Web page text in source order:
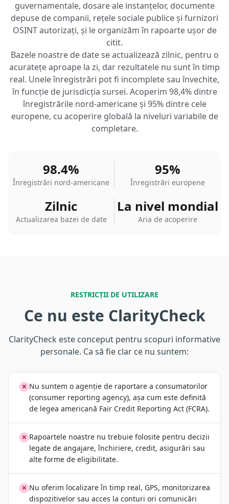
guvernamentale, dosare ale instanțelor, documente
depuse de companii, rețele sociale publice și furnizori
OSINT autorizați, și le organizăm în rapoarte ușor de
citit.
Bazele noastre de date se actualizează zilnic, pentru o
acuratețe aproape la zi, dar rezultatele nu sunt în timp
real. Unele înregistrări pot fi incomplete sau învechite,
în funcție de jurisdicția sursei. Acoperim 98,4% dintre
înregistrările nord-americane și 95% dintre cele
europene, cu acoperire globală la niveluri variabile de
completare.
98.4%
Înregistrări nord-americane
95%
Înregistrări europene
Zilnic
Actualizarea bazei de date
La nivel mondial
Aria de acoperire
RESTRICȚII DE UTILIZARE
Ce nu este ClarityCheck
ClarityCheck este conceput pentru scopuri informative
personale. Ca să fie clar ce nu suntem:
✕ Nu suntem o agenție de raportare a consumatorilor
(consumer reporting agency), așa cum este definită
de legea americană Fair Credit Reporting Act (FCRA).
✕ Rapoartele noastre nu trebuie folosite pentru decizii
legate de angajare, închiriere, credit, asigurări sau
alte forme de eligibilitate.
✕ Nu oferim localizare în timp real, GPS, monitorizarea
dispozitivelor sau acces la conturi ori comunicări